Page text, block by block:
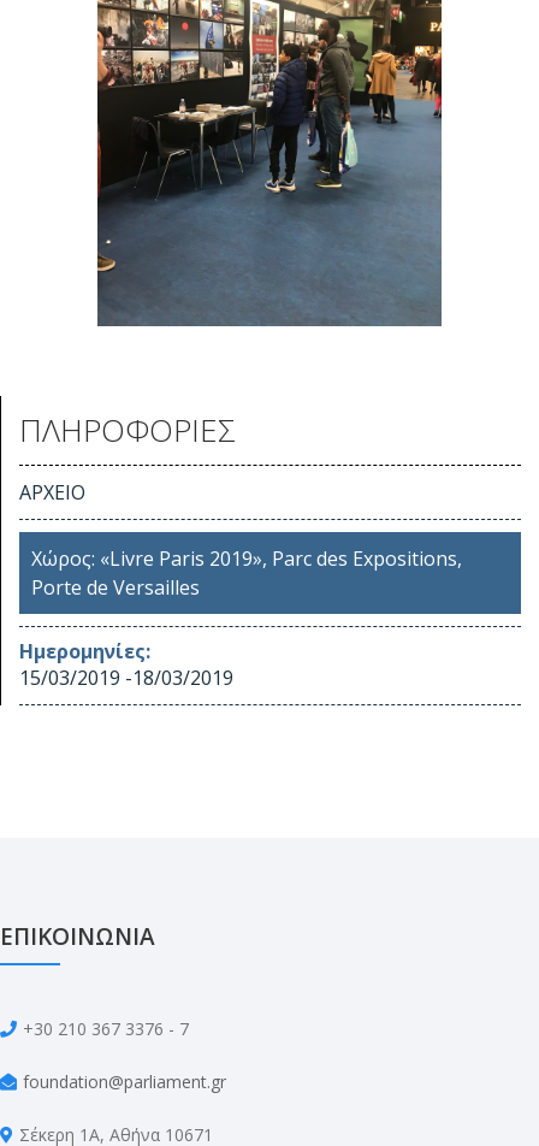
ΠΛΗΡΟΦΟΡΙΕΣ
ΑΡΧΕΙΟ
Χώρος: «Livre Paris 2019», Parc des Expositions,
Porte de Versailles
Ημερομηνίες:
15/03/2019 -18/03/2019
ΕΠΙΚΟΙΝΩΝΙΑ
+30 210 367 3376 - 7
foundation@parliament.gr
Σέκερη 1Α, Αθήνα 10671